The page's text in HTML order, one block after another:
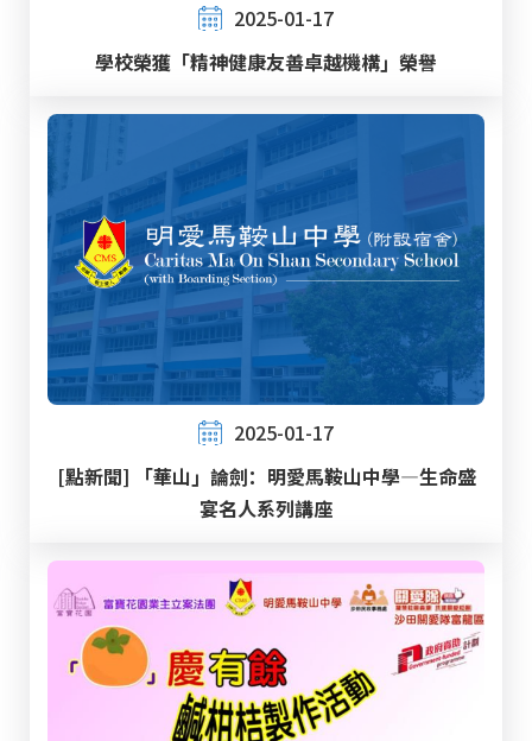
2025-01-17
學校榮獲「精神健康友善卓越機構」榮譽
2025-01-17
[點新聞] 「華山」論劍：明愛馬鞍山中學—生命盛
宴名人系列講座